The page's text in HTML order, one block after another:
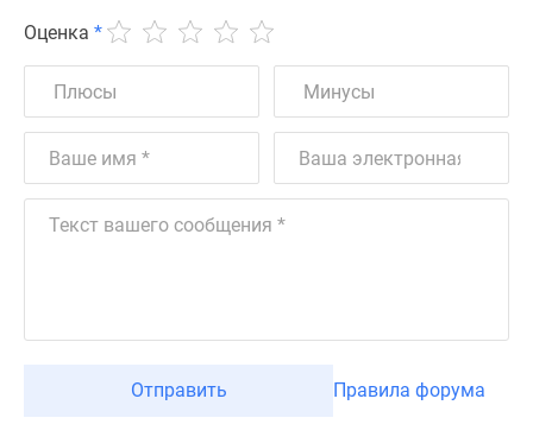
Оценка *
Отправить Правила форума